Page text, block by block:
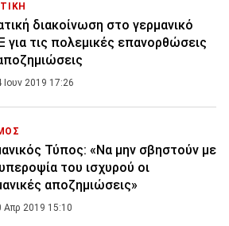
διακοίνωση στο γερμανικό
για τις πολεμικές επανορθώσεις
Ιουν 2019 17:26
Τύπος: «Να μην σβηστούν με
του ισχυρού οι
αποζημιώσεις»
Απρ 2019 15:10